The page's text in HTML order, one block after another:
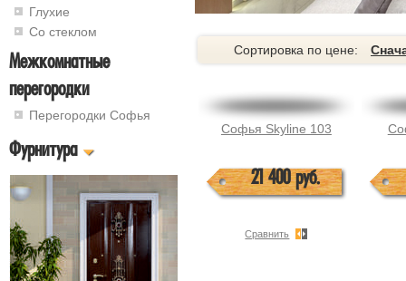
Глухие
Со стеклом
Межкомнатные
перегородки
Перегородки Софья
Фурнитура
Сортировка по цене:
Софья Skyline 103
21 400 руб.
Сравнить